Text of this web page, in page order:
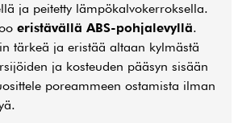
ja peitetty lämpökalvokerroksella.
eristävällä ABS-pohjalevyllä.
tärkeä ja eristää altaan kylmästä
ja kosteuden pääsyn sisään
poreammeen ostamista ilman